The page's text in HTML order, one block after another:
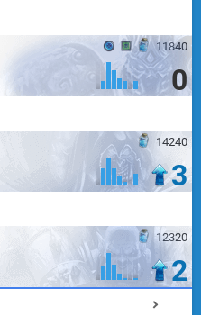
11840
0
14240
3
12320
2